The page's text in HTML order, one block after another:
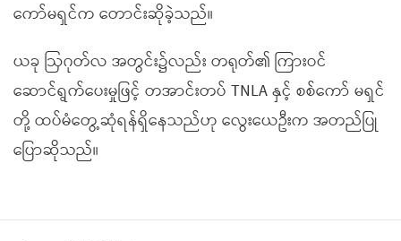
ကော်မရှင်က တောင်းဆိုခဲ့သည်။
ယခု ဩဂုတ်လ အတွင်း၌လည်း တရုတ်၏ ကြားဝင်
ဆောင်ရွက်ပေးမှုဖြင့် တအာင်းတပ် TNLA နှင့် စစ်ကော် မရှင်
တို့ ထပ်မံတွေ့ဆုံရန်ရှိနေသည်ဟု လွေးယေဦးက အတည်ပြု
ပြောဆိုသည်။